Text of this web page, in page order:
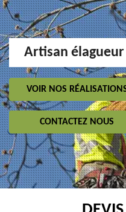
Artisan
VOIR NOS
CONTACTEZ NOUS